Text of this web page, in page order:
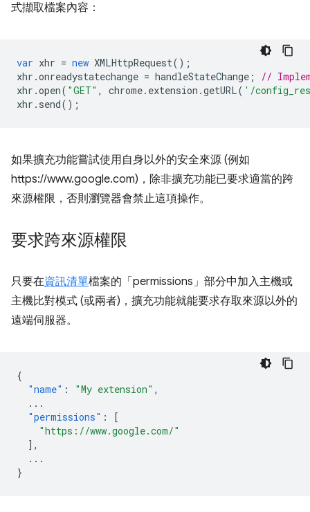
式擷取檔案內容：
var xhr = new XMLHttpRequest();
xhr .onreadystatechange = handleStateChange ;
//
xhr .open( "GET" , chrome. extension .getURL( '/
xhr . send();
如果擴充功能嘗試使用自身以外的安全來源 (例如
https://www.google.com)，除非擴充功能已要求適當的跨
來源權限，否則瀏覽器會禁止這項操作。
要求跨來源權限
只要在資訊清單檔案的「permissions」 部分中加入主機或
主機比對模式 (或兩者)，擴充功能就能要求存取來源以外的
遠端伺服器。
{
"name" : "My extension" ,
...
"permissions" :
[
"https://www.google.com/"
],
...
}